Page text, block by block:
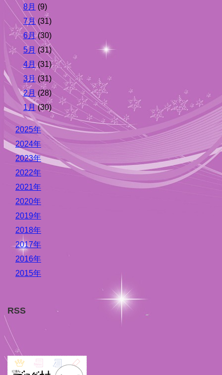
8月 (9)
7月(31)
6月(30)
5月 (31)
4月(31)
3月 (31)
2月 (28)
1月(30)
2025年
2024年
2023年
2022年
2021年
2020年
2019年
2018年
2017年
2016年
2015年
RSS